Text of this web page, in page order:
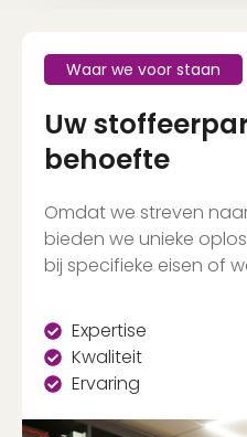
Waar we voor staan
Uw
behoefte
Omdat we streven
bieden we unieke
bij specifieke eisen of
Expertise
Kwaliteit
Ervaring